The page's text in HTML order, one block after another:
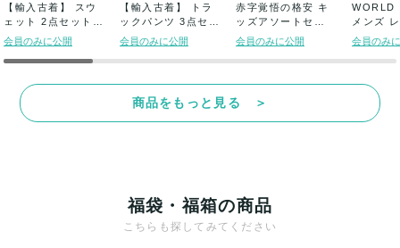
【輸入古着】 スウ
ェット 2点セット
ドバイベー...
会員のみに公開
【輸入古着】 トラ
ックパンツ 3点セッ
ト アディダ...
会員のみに公開
赤字覚悟の格安 キ
ッズアソートセッ
ト まとめ売り
会員のみに公開
WORLD
メンズ
アパレ
会員のみ
商品をもっと見る ＞
福袋・福箱の商品
こちらも探してみてください